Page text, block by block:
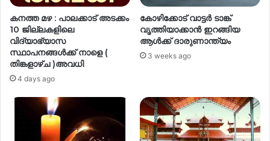
കനത്ത മഴ : പാലക്കാട്‌ അടക്കം
10 ജില്ലകളിലെ
വിദ്യാഭ്യാസ
സ്ഥാപനങ്ങൾക്ക് നാളെ (
തിങ്കളാഴ്ച )അവധി
4 days ago
കോഴിക്കോട് വാട്ടർ ടാങ്ക്
വൃത്തിയാക്കാൻ ഇറങ്ങിയ
ആൾക്ക് ദാരുണാന്ത്യം
3 weeks ago